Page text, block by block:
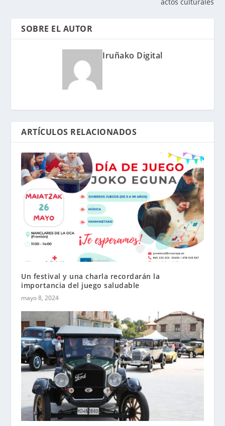
SOBRE EL AUTOR
Iruñako Digital
ARTÍCULOS RELACIONADOS
Un festival y una charla recordarán la
importancia del juego saludable
mayo 8, 2024